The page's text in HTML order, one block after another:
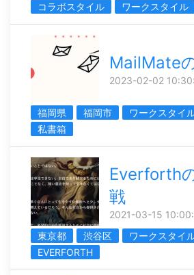
コラボスタイル
ワークスタイル
MailMate
2023-02-02
福岡県 福岡市 ワークスタイ
私書箱
Everforth
戦
2021-03-15
東京都
渋谷区 ワークスタイ
EVERFORTH